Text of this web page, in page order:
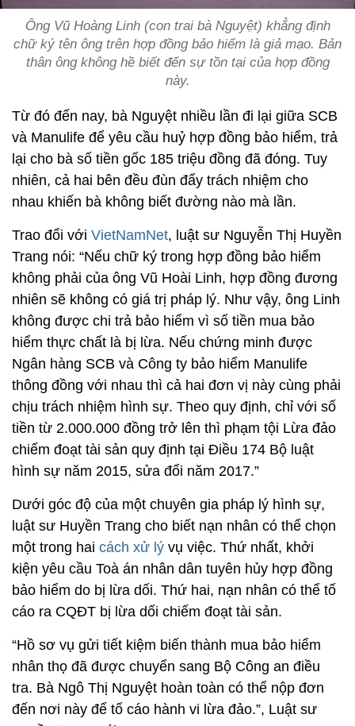
Ông Vũ Hoàng Linh (con trai bà Nguyệt) khẳng định
chữ ký tên ông trên hợp đồng bảo hiểm là giả mạo. Bản
thân ông không hề biết đến sự tồn tại của hợp đồng
này.
Từ đó đến nay, bà Nguyệt nhiều lần đi lại giữa SCB
và Manulife để yêu cầu huỷ hợp đồng bảo hiểm, trả
lại cho bà số tiền gốc 185 triệu đồng đã đóng. Tuy
nhiên, cả hai bên đều đùn đẩy trách nhiệm cho
nhau khiến bà không biết đường nào mà lần.
Trao đổi với VietNamNet, luật sư Nguyễn Thị Huyền
Trang nói: “Nếu chữ ký trong hợp đồng bảo hiểm
không phải của ông Vũ Hoài Linh, hợp đồng đương
nhiên sẽ không có giá trị pháp lý. Như vậy, ông Linh
không được chi trả bảo hiểm vì số tiền mua bảo
hiểm thực chất là bị lừa. Nếu chứng minh được
Ngân hàng SCB và Công ty bảo hiểm Manulife
thông đồng với nhau thì cả hai đơn vị này cùng phải
chịu trách nhiệm hình sự. Theo quy định, chỉ với số
tiền từ 2.000.000 đồng trở lên thì phạm tội Lừa đảo
chiếm đoạt tài sản quy định tại Điều 174 Bộ luật
hình sự năm 2015, sửa đổi năm 2017.”
Dưới góc độ của một chuyên gia pháp lý hình sự,
luật sư Huyền Trang cho biết nạn nhân có thể chọn
một trong hai cách xử lý vụ việc. Thứ nhất, khởi
kiện yêu cầu Toà án nhân dân tuyên hủy hợp đồng
bảo hiểm do bị lừa dối. Thứ hai, nạn nhân có thể tố
cáo ra CQĐT bị lừa dối chiếm đoạt tài sản.
“Hồ sơ vụ gửi tiết kiệm biến thành mua bảo hiểm
nhân thọ đã được chuyển sang Bộ Công an điều
tra. Bà Ngô Thị Nguyệt hoàn toàn có thể nộp đơn
đến nơi này để tố cáo hành vi lừa đảo.”, Luật sư